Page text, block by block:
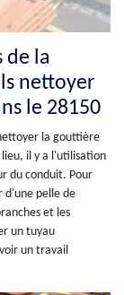
de la
nettoyer
le 28150
la gouttière
lieu, il y a l'utilisation
du conduit. Pour
d'une pelle de
et les
un tuyau
un travail